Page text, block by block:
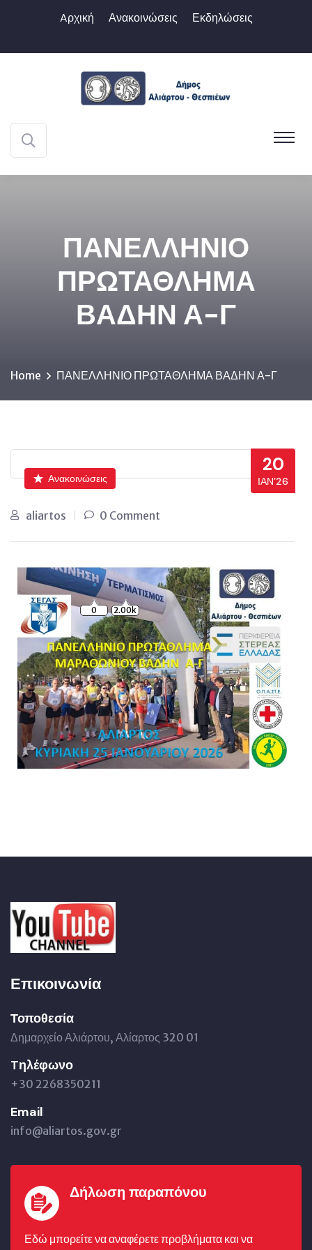
Aρχική Ανακοινώσεις Εκδηλώσεις
ΠΑΝΕΛΛΗΝΙΟ
ΠΡΩΤΑΘΛΗΜΑ
ΒΑΔΗΝ Α-Γ
Home ΠΑΝΕΛΛΗΝΙΟ ΠΡΩΤΑΘΛΗΜΑ ΒΑΔΗΝ Α-Γ
20
ΙΑΝ’26
Ανακοινώσεις
aliartos 0 Comment
Επικοινωνία
Τοποθεσία
Δημαρχείο Αλιάρτου, Αλίαρτος 320 01
Tηλέφωνο
+30 2268350211
Email
info@aliartos.gov.gr
Δήλωση παραπόνου
Εδώ μπορείτε να αναφέρετε προβλήματα και να
0 2.00k